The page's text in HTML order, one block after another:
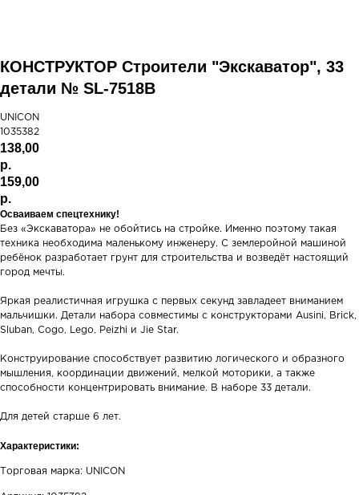
КОНСТРУКТОР Строители "Экскаватор", 33
детали № SL-7518В
UNICON
1035382
138,00
р.
159,00
р.
Осваиваем спецтехнику!
Без «Экскаватора» не обойтись на стройке. Именно поэтому такая
техника необходима маленькому инженеру. С землеройной машиной
ребёнок разработает грунт для строительства и возведёт настоящий
город мечты.
Яркая реалистичная игрушка с первых секунд завладеет вниманием
мальчишки. Детали набора совместимы с конструкторами Ausini, Brick,
Sluban, Cogo, Lego, Peizhi и Jie Star.
Конструирование способствует развитию логического и образного
мышления, координации движений, мелкой моторики, а также
способности концентрировать внимание. В наборе 33 детали.
Для детей старше 6 лет.
Характеристики:
Торговая марка: UNICON